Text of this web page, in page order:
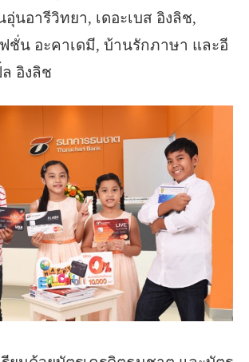
อุ่นอารีวิทยา, เดอะเบส อิงลิช,
ชั่น อะคาเดมี, บ้านรักภาษา และอี
อิงลิช